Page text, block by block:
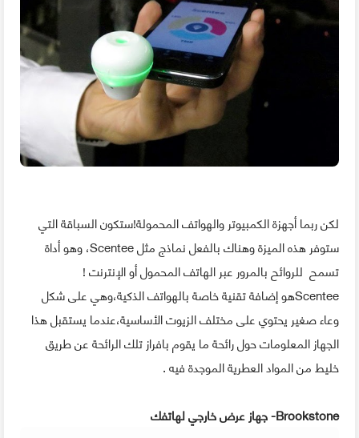
لكن ربما أجهزة الكمبيوتر والهواتف المحمولة!ستكون السباقة التي
ستوفر هذه الميزة وهناك بالفعل نماذج مثل Scentee، وهو أداة
تسمح للروائح بالمرور عبر الهاتف المحمول أو الإنترنت !
Scenteeهو إضافة تقنية خاصة بالهواتف الذكية،وهي على شكل
وعاء صغير يحتوي على مختلف الزيوت الأساسية،عندما يستقبل هذا
الجهاز المعلومات حول رائحة ما يقوم بافراز تلك الرائحة عن طريق
خليط من المواد العطرية الموجدة فيه .
Brookstone- جهاز عرض خارجي لهاتفك